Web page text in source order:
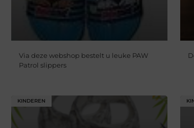
Via deze webshop bestelt u leuke PAW
Patrol slippers
KINDEREN